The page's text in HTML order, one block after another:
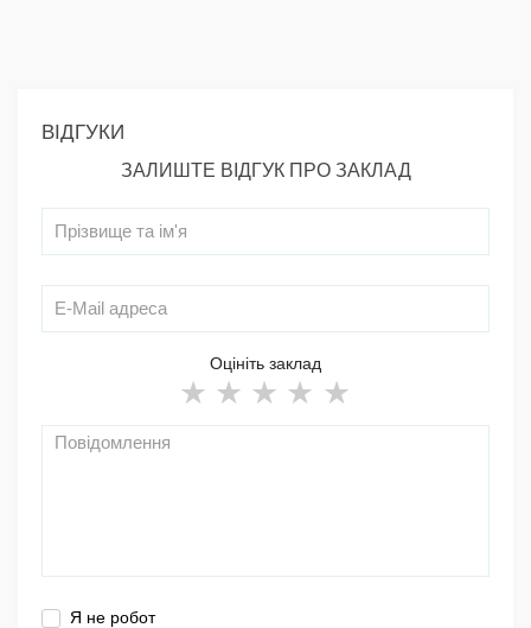
ВІДГУКИ
ЗАЛИШТЕ ВІДГУК ПРО ЗАКЛАД
Оцініть заклад
Я не робот